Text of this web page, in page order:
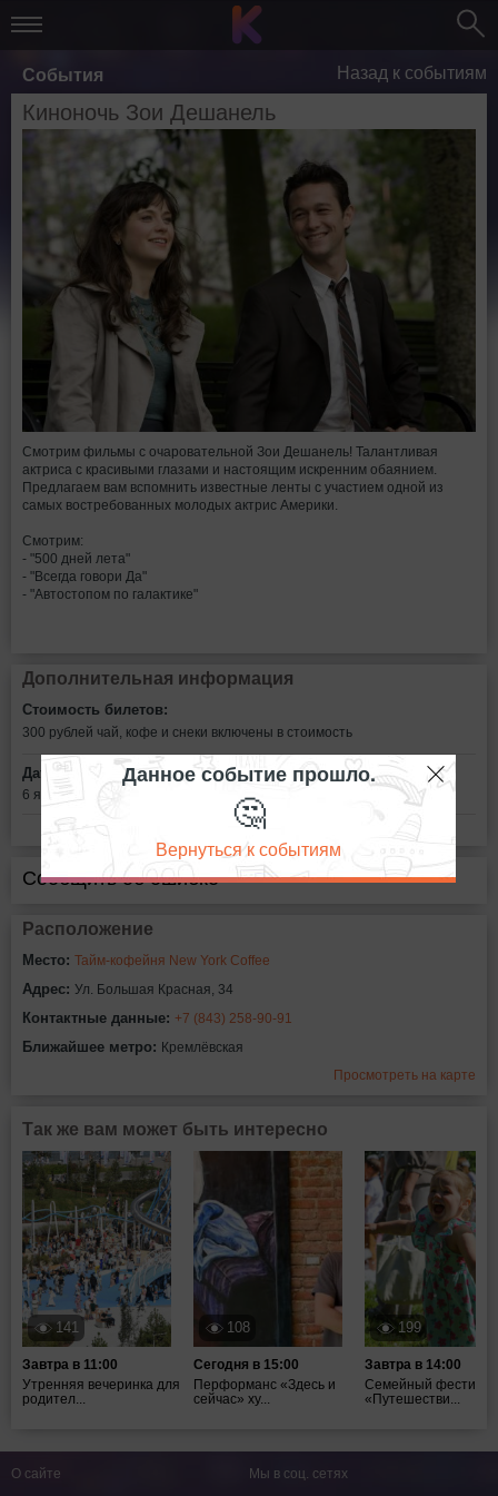
События Назад к событиям
Киноночь Зои Дешанель
Cмотрим фильмы с очаровательной Зои Дешанель! Талантливая
актриса с красивыми глазами и настоящим искренним обаянием.
Предлагаем вам вспомнить известные ленты с участием одной из
самых востребованных молодых актрис Америки.
Смотрим:
- "500 дней лета"
- "Всегда говори Да"
- "Автостопом по галактике"
Дополнительная информация
Стоимость билетов:
300 рублей чай, кофе и снеки включены в стоимость
Дата:
6 января в 23:00
Сообщить об ошибке
Расположение
Место: Тайм-кофейня New York Coffee
Адрес: Ул. Большая Красная, 34
Контактные данные: +7 (843) 258-90-91
Ближайшее метро: Кремлёвская
Просмотреть на карте
Так же вам может быть интересно
141
Завтра в 11:00
Утренняя вечеринка для
родител...
108
Сегодня в 15:00
Перформанс «Здесь и
сейчас» ху...
199
Завтра в 14:00
Семейный
«Путешестви...
Данное событие прошло.
🤔
Вернуться к событиям
О сайте Мы в соц. сетях